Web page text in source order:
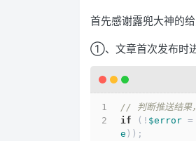
首先感谢露兜大神的
①、文章首次发布时
// 判断推送结果
if (! $error =
e ));